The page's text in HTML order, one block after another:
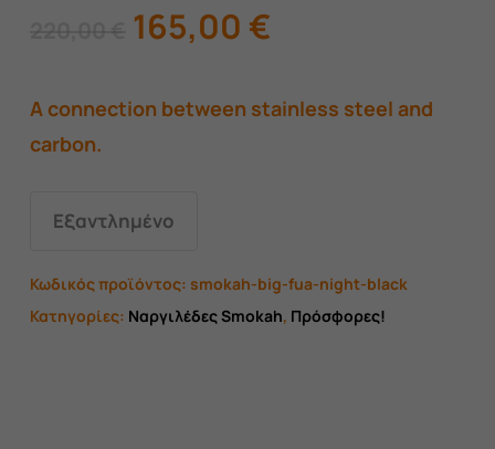
220,00 € Original
price
was:
220,00 €.
165,00 €Η
τιμή
είναι:
A connection between stainless steel and
carbon.
Εξαντλημένο
Κωδικός προϊόντος: smokah-big-fua-night-black
Κατηγορίες: Ναργιλέδες Smokah, Πρόσφορες!